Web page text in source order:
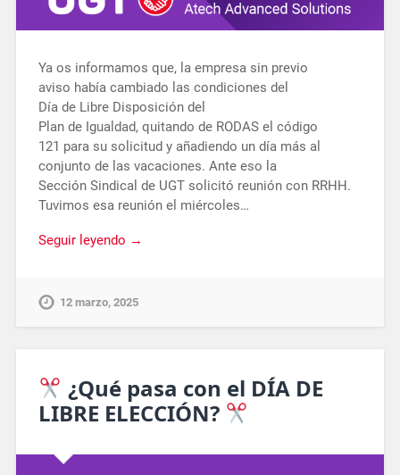
Ya os informamos que, la empresa sin previo
aviso había cambiado las condiciones del
Día de Libre Disposición del
Plan de Igualdad, quitando de RODAS el código
121 para su solicitud y añadiendo un día más al
conjunto de las vacaciones. Ante eso la
Sección Sindical de UGT solicitó reunión con RRHH.
Tuvimos esa reunión el miércoles…
Seguir leyendo →
12 marzo, 2025
¿Qué pasa con el DÍA DE
LIBRE ELECCIÓN?